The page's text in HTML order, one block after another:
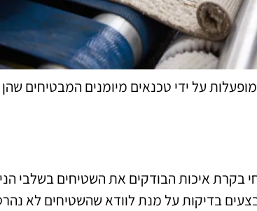
על ידי טכנאים מיומנים המבטיחים שהן
בקרת איכות הבודקים את השטיחים בשלבי
בדיקות על מנת לוודא שהשטיחים לא